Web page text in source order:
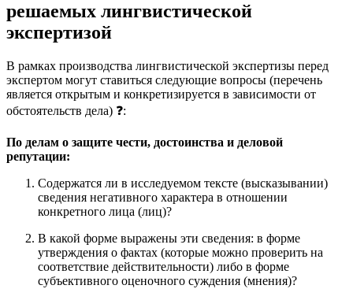
решаемых лингвистической
экспертизой
В рамках производства лингвистической экспертизы перед
экспертом могут ставиться следующие вопросы (перечень
является открытым и конкретизируется в зависимости от
обстоятельств дела) ❓:
По делам о защите чести, достоинства и деловой
репутации:
Содержатся ли в исследуемом тексте (высказывании)
сведения негативного характера в отношении
конкретного лица (лиц)?
В какой форме выражены эти сведения: в форме
утверждения о фактах (которые можно проверить на
соответствие действительности) либо в форме
субъективного оценочного суждения (мнения)?